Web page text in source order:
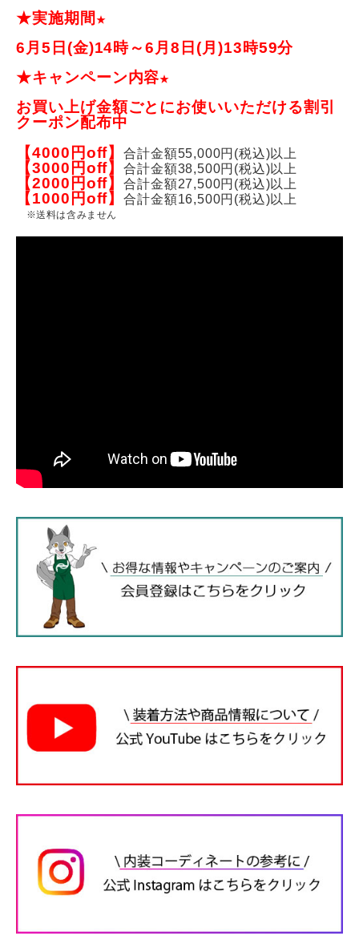
★実施期間★
6月5 日(金)14時～6月8 日(月)13時59分
★キャンペーン内容★
お買い上げ金額ごとにお使いいただける割引
クーポン配布中
【4000円off】合計金額55,000円(税込)以上
【3000円off】合計金額38,500円(税込)以上
【2000円off】合計金額27,500円(税込)以上
【1000円off】合計金額16,500円(税込)以上
※送料は含みません